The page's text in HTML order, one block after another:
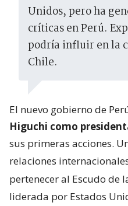
Unidos, pero ha
críticas en Perú.
podría influir en la
Chile.
El nuevo gobierno de
Higuchi como
sus primeras acciones.
relaciones
pertenecer al Escudo de
liderada por Estados